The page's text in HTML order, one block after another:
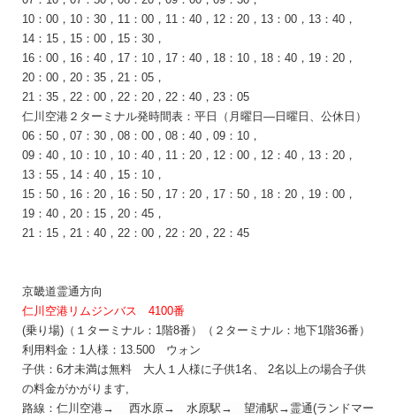
10：00，10：30，11：00，11：40，12：20，13：00，13：40，
14：15，15：00，15：30，
16：00，16：40，17：10，17：40，18：10，18：40，19：20，
20：00，20：35，21：05，
21：35，22：00，22：20，22：40，23：05
仁川空港２ターミナル発時間表：平日（月曜日― 日曜日、 公休日 ）
06：50，07：30，08：00，08：40，09：10，
09：40，10：10，10：40，11：20，12：00，12：40，13：20，
13：55，14：40，15：10，
15：50，16：20，16：50，17：20，17：50，18：20，19：00，
19：40，20：15，20：45，
21：15，21：40，22：00，22：20，22：45
京畿道霊通方向
仁川空港リムジンバス 4100番
(乗り場)（１ターミナル：1階8番）（２ターミナル：地下1階36番）
利用料金：1人様：13.500 ウォン
子供：6才未満は無料 大人１人様に子供1名、 2名以上の場合子供
の料金がかがります,
路線： 仁川空港→ 西水原→ 水原駅→ 望浦駅 → 霊通(ランドマー